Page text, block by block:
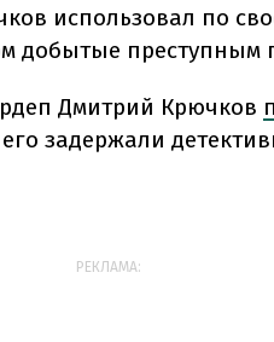
использовал по
добытые преступным
Дмитрий Крючков
задержали
РЕКЛАМА: